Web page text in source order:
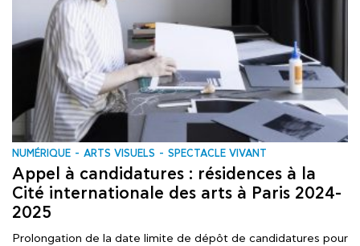
NUMÉRIQUE ARTS VISUELS SPECTACLE VIVANT
Appel à candidatures : résidences à la
Cité internationale des arts à Paris 2024-
2025
Prolongation de la date limite de dépôt de candidatures pour